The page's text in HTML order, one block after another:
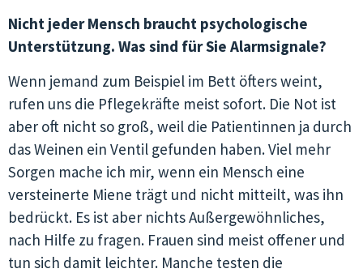
Nicht jeder Mensch braucht psychologische
Unterstützung. Was sind für Sie Alarmsignale?
Wenn jemand zum Beispiel im Bett öfters weint,
rufen uns die Pflegekräfte meist sofort. Die Not ist
aber oft nicht so groß, weil die Patientinnen ja durch
das Weinen ein Ventil gefunden haben. Viel mehr
Sorgen mache ich mir, wenn ein Mensch eine
versteinerte Miene trägt und nicht mitteilt, was ihn
bedrückt. Es ist aber nichts Außergewöhnliches,
nach Hilfe zu fragen. Frauen sind meist offener und
tun sich damit leichter. Manche testen die